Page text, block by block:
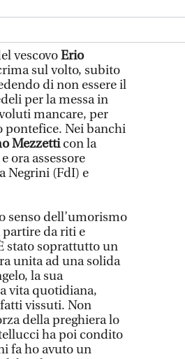
vescovoErio
sul volto, subito
di non essere il
per la messa in
mancare, per
pontefice. Nei banchi
Mezzetticon la
ora assessore
Negrini (FdI) e
senso dell’umorismo
partire da riti e
stato soprattutto un
unita ad una solida
la sua
vita quotidiana,
vissuti. Non
della preghiera lo
ha poi condito
fa ho avuto un